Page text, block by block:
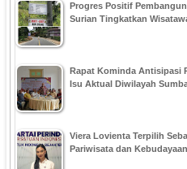
Progres Positif
Surian Tingkatkan
Rapat Kominda Antisipasi
Isu Aktual Diwilayah
Viera Lovienta Terpilih
Pariwisata dan